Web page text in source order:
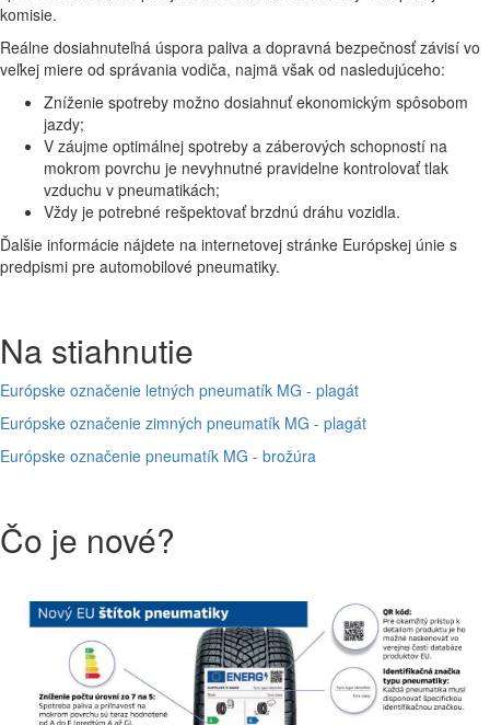
komisie.
Reálne dosiahnuteľná úspora paliva a dopravná bezpečnosť závisí vo
veľkej miere od správania vodiča, najmä však od nasledujúceho:
Zníženie spotreby možno dosiahnuť ekonomickým spôsobom
jazdy;
V záujme optimálnej spotreby a záberových schopností na
mokrom povrchu je nevyhnutné pravidelne kontrolovať tlak
vzduchu v pneumatikách;
Vždy je potrebné rešpektovať brzdnú dráhu vozidla.
Ďalšie informácie nájdete na internetovej stránke Európskej únie s
predpismi pre automobilové pneumatiky.
Na stiahnutie
Európske označenie letných pneumatík MG - plagát
Európske označenie zimných pneumatík MG - plagát
Európske označenie pneumatík MG - brožúra
Čo je nové?